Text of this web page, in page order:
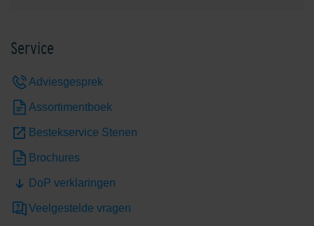
Service
Adviesgesprek
Assortimentboek
Bestekservice Stenen
Brochures
DoP verklaringen
Veelgestelde vragen